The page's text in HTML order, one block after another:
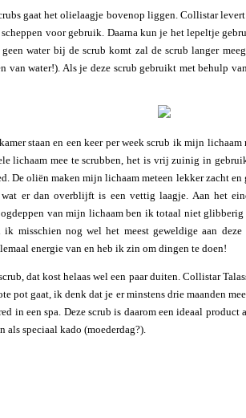
gaat het olielaagje bovenop liggen. Collistar
voor gebruik. Daarna kun je het lepeltje
water bij de scrub komt zal de scrub langer
van water!). Als je deze scrub gebruikt met behulp
staan en een keer per week scrub ik mijn lichaam
lichaam mee te scrubben, het is vrij zuinig in
De oliën maken mijn lichaam meteen lekker zacht en
er dan overblijft is een vettig laagje. Aan het
van mijn lichaam ben ik totaal niet
misschien nog wel het meest geweldige aan
energie van en heb ik zin om dingen te doen!
dat kost helaas wel een paar duiten. Collistar
pot gaat, ik denk dat je er minstens drie maanden
in een spa. Deze scrub is daarom een ideaal
als speciaal kado (moederdag?).